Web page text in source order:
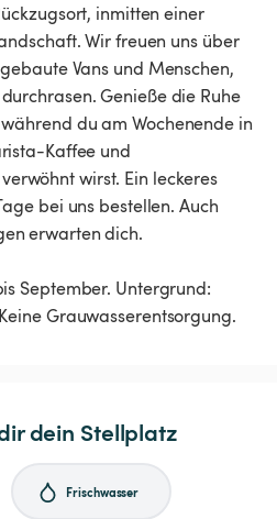
inmitten einer
Wir freuen uns über
Vans und Menschen,
Genieße die Ruhe
du am Wochenende in
Kaffee und
wirst. Ein leckeres
bei uns bestellen. Auch
erwarten dich.
September. Untergrund:
dein Stellplatz
Frischwasser